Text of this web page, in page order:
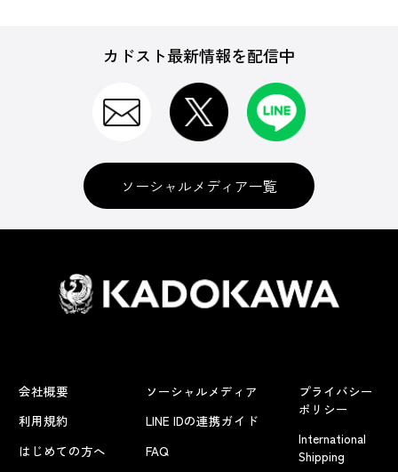
カドスト最新情報を配信中
ソーシャルメディア一覧
会社概要
利用規約
はじめての方へ
ソーシャルメディア
LINE IDの連携ガイド
FAQ
プライバシー
ポリシー
International
Shipping